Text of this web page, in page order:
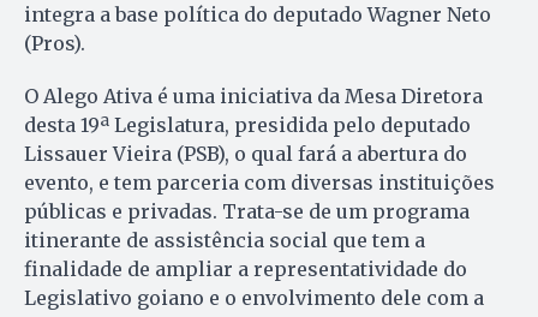
integra a base política do deputado Wagner Neto
(Pros).
O Alego Ativa é uma iniciativa da Mesa Diretora
desta 19ª Legislatura, presidida pelo deputado
Lissauer Vieira (PSB), o qual fará a abertura do
evento, e tem parceria com diversas instituições
públicas e privadas. Trata-se de um programa
itinerante de assistência social que tem a
finalidade de ampliar a representatividade do
Legislativo goiano e o envolvimento dele com a